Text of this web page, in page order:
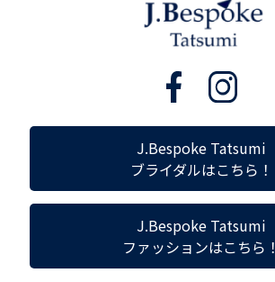
J.Bespoke Tatsumi
ブライダルはこちら！
J.Bespoke Tatsumi
ファッションはこちら！